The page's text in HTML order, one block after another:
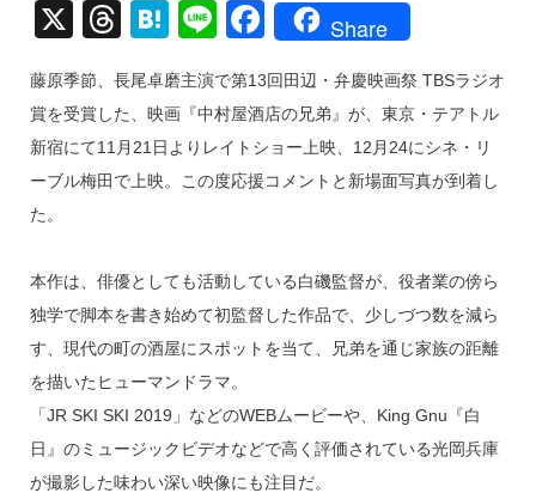
X
T
e
a
d
H
e
n
a
Li
e
F
c
e
b
k
Share
藤原季節、長尾卓磨主演で第13回田辺・弁慶映画祭 TBSラジオ
賞を受賞した、映画『中村屋酒店の兄弟』が、東京・テアトル
新宿にて11月21日よりレイトショー上映、12月24にシネ・リ
ーブル梅田で上映。この度応援コメントと新場面写真が到着し
た。
本作は、俳優としても活動している白磯監督が、役者業の傍ら
独学で脚本を書き始めて初監督した作品で、少しづつ数を減ら
す、現代の町の酒屋にスポットを当て、兄弟を通じ家族の距離
を描いたヒューマンドラマ。
「JR SKI SKI 2019」などのWEBムービーや、King Gnu『白
日』のミュージックビデオなどで高く評価されている光岡兵庫
が撮影した味わい深い映像にも注目だ。